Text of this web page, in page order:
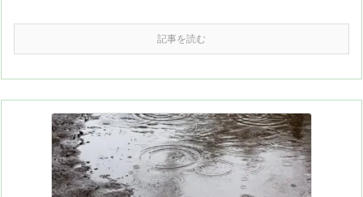
記事を読む